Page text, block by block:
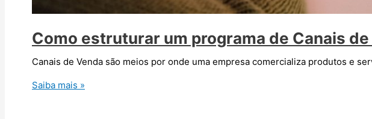
Como estruturar um programa de Canais de
Canais de Venda são meios por onde uma empresa comercializa produtos e
Como
Saiba mais »